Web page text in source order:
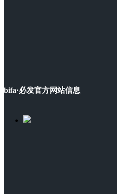
bifa·必发官方网站信息